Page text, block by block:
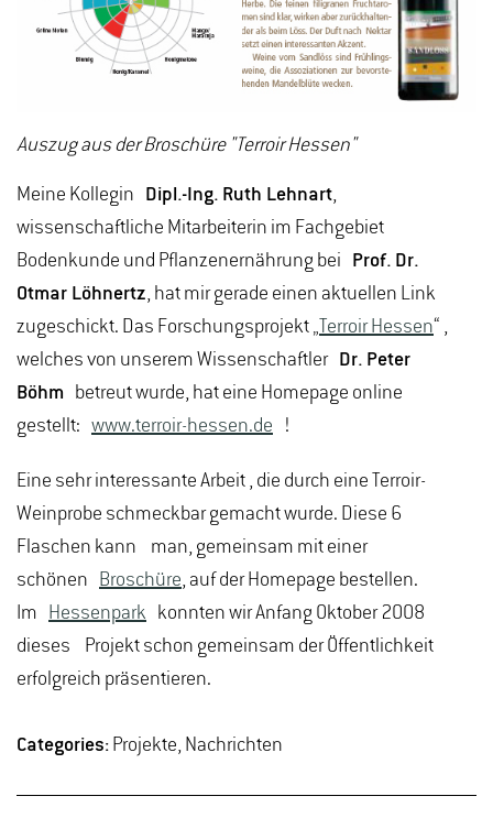
Auszug aus der Broschüre "Terroir Hessen"
Meine Kollegin Dipl.-Ing. Ruth Lehnart,
wissenschaftliche Mitarbeiterin im Fachgebiet
Bodenkunde und Pflanzenernährung bei Prof. Dr.
Otmar Löhnertz, hat mir gerade einen aktuellen Link
zugeschickt. Das Forschungsprojekt „ Terroir Hessen“ ,
welches von unserem Wissenschaftler Dr. Peter
Böhm betreut wurde, hat eine Homepage online
gestellt: www.terroir-hessen.de !
Eine sehr interessante Arbeit , die durch eine Terroir-
Weinprobe schmeckbar gemacht wurde. Diese 6
Flaschen kann man, gemeinsam mit einer
schönen Broschüre, auf der Homepage bestellen.
Im Hessenpark konnten wir Anfang Oktober 2008
dieses Projekt schon gemeinsam der Öffentlichkeit
erfolgreich präsentieren.
Categories: Projekte, Nachrichten